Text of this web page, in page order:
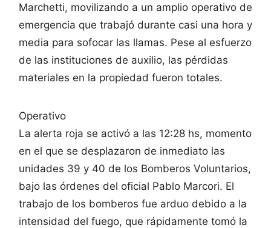
Marchetti, movilizando a un amplio operativo de
emergencia que trabajó durante casi una hora y
media para sofocar las llamas. Pese al esfuerzo
de las instituciones de auxilio, las pérdidas
materiales en la propiedad fueron totales.
Operativo
La alerta roja se activó a las 12:28 hs, momento
en el que se desplazaron de inmediato las
unidades 39 y 40 de los Bomberos Voluntarios,
bajo las órdenes del oficial Pablo Marcori. El
trabajo de los bomberos fue arduo debido a la
intensidad del fuego, que rápidamente tomó la